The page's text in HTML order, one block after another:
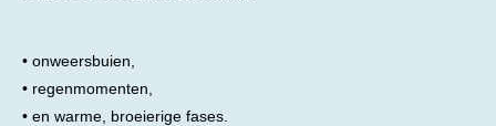
• onweersbuien,
• regenmomenten,
• en warme, broeierige fases.